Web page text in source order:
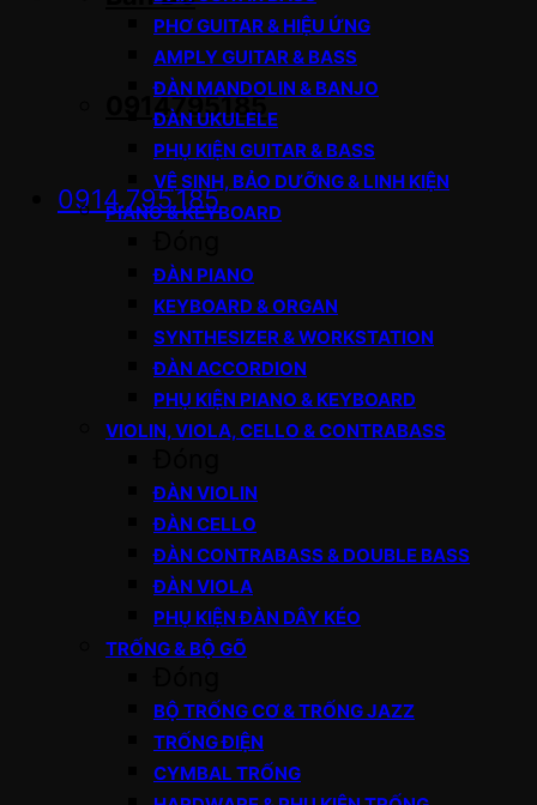
0914795185
0914.795.185
PHƠ GUITAR & HIỆU ỨNG
AMPLY GUITAR & BASS
ĐÀN MANDOLIN & BANJO
ĐÀN UKULELE
PHỤ KIỆN GUITAR & BASS
VỆ SINH, BẢO DƯỠNG & LINH KIỆN
PIANO & KEYBOARD
ĐÀN PIANO
KEYBOARD & ORGAN
SYNTHESIZER & WORKSTATION
ĐÀN ACCORDION
PHỤ KIỆN PIANO & KEYBOARD
VIOLIN, VIOLA, CELLO & CONTRABASS
ĐÀN VIOLIN
ĐÀN CELLO
ĐÀN CONTRABASS & DOUBLE BASS
ĐÀN VIOLA
PHỤ KIỆN ĐÀN DÂY KÉO
TRỐNG & BỘ GÕ
BỘ TRỐNG CƠ & TRỐNG JAZZ
TRỐNG ĐIỆN
CYMBAL TRỐNG